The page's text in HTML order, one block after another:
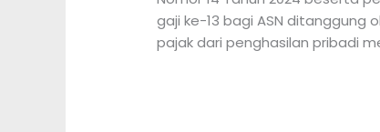
gaji ke-13 bagi ASN ditanggung
pajak dari penghasilan pribadi